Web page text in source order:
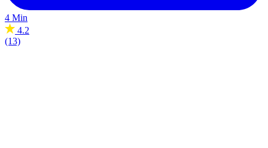
4 Min
4.2
(13)